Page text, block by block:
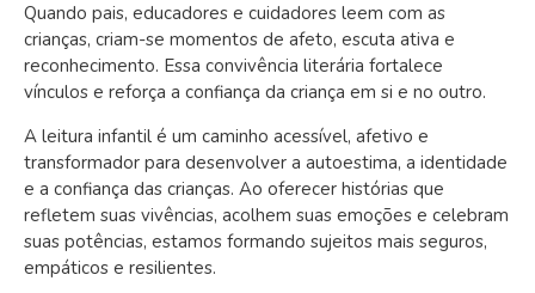
Quando pais, educadores e cuidadores leem com as
crianças, criam-se momentos de afeto, escuta ativa e
reconhecimento. Essa convivência literária fortalece
vínculos e reforça a confiança da criança em si e no outro.
A leitura infantil é um caminho acessível, afetivo e
transformador para desenvolver a autoestima, a identidade
e a confiança das crianças. Ao oferecer histórias que
refletem suas vivências, acolhem suas emoções e celebram
suas potências, estamos formando sujeitos mais seguros,
empáticos e resilientes.